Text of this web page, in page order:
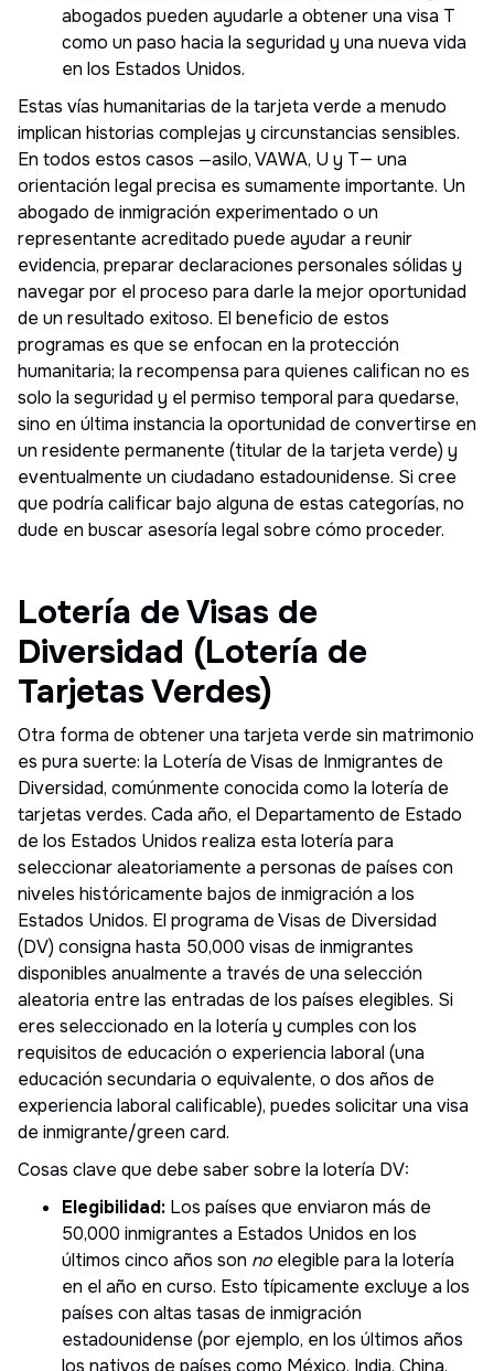
abogados pueden ayudarle a obtener una visa T
como un paso hacia la seguridad y una nueva vida
en los Estados Unidos.
Estas vías humanitarias de la tarjeta verde a menudo
implican historias complejas y circunstancias sensibles.
En todos estos casos —asilo, VAWA, U y T— una
orientación legal precisa es sumamente importante. Un
abogado de inmigración experimentado o un
representante acreditado puede ayudar a reunir
evidencia, preparar declaraciones personales sólidas y
navegar por el proceso para darle la mejor oportunidad
de un resultado exitoso. El beneficio de estos
programas es que se enfocan en la protección
humanitaria; la recompensa para quienes califican no es
solo la seguridad y el permiso temporal para quedarse,
sino en última instancia la oportunidad de convertirse en
un residente permanente (titular de la tarjeta verde) y
eventualmente un ciudadano estadounidense. Si cree
que podría calificar bajo alguna de estas categorías, no
dude en buscar asesoría legal sobre cómo proceder.
Lotería de Visas de
Diversidad (Lotería de
Tarjetas Verdes)
Otra forma de obtener una tarjeta verde sin matrimonio
es pura suerte: la Lotería de Visas de Inmigrantes de
Diversidad, comúnmente conocida como la lotería de
tarjetas verdes. Cada año, el Departamento de Estado
de los Estados Unidos realiza esta lotería para
seleccionar aleatoriamente a personas de países con
niveles históricamente bajos de inmigración a los
Estados Unidos. El programa de Visas de Diversidad
(DV) consigna hasta 50,000 visas de inmigrantes
disponibles anualmente a través de una selección
aleatoria entre las entradas de los países elegibles. Si
eres seleccionado en la lotería y cumples con los
requisitos de educación o experiencia laboral (una
educación secundaria o equivalente, o dos años de
experiencia laboral calificable), puedes solicitar una visa
de inmigrante/green card.
Cosas clave que debe saber sobre la lotería DV:
Elegibilidad: Los países que enviaron más de
50,000 inmigrantes a Estados Unidos en los
últimos cinco años son no elegible para la lotería
en el año en curso. Esto típicamente excluye a los
países con altas tasas de inmigración
estadounidense (por ejemplo, en los últimos años
los nativos de países como México, India, China,